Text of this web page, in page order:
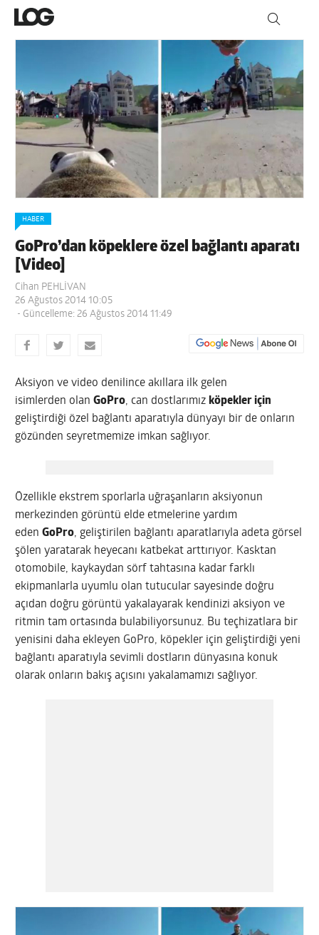
HABER
GoPro’dan köpeklere özel bağlantı aparatı
[Video]
Cihan PEHLİVAN
26 Ağustos 2014 10:05
- Güncelleme: 26 Ağustos 2014 11:49
Aksiyon ve video denilince akıllara ilk gelen
isimlerden olanGoPro, can dostlarımız köpekler için
geliştirdiği özel bağlantı aparatıyla dünyayı bir de onların
gözünden seyretmemize imkan sağlıyor.
Özellikle ekstrem sporlarla uğraşanların aksiyonun
merkezinden görüntü elde etmelerine yardım
edenGoPro, geliştirilen bağlantı aparatlarıyla adeta görsel
şölen yaratarak heyecanı katbekat arttırıyor. Kasktan
otomobile, kaykaydan sörf tahtasına kadar farklı
ekipmanlarla uyumlu olan tutucular sayesinde doğru
açıdan doğru görüntü yakalayarak kendinizi aksiyon ve
ritmin tam ortasında bulabiliyorsunuz. Bu teçhizatlara bir
yenisini daha ekleyen GoPro, köpekler için geliştirdiği yeni
bağlantı aparatıyla sevimli dostların dünyasına konuk
olarak onların bakış açısını yakalamamızı sağlıyor.